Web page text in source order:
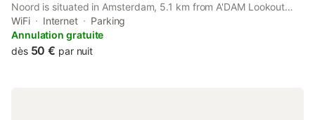
Noord is situated in Amsterdam, 5.1 km from A'DAM Lookout
and 11 km from Amsterdam Central Station. This property offers
access to a terrace, free private parking and free WiFi.
WiFi Internet
Parking
Annulation gratuite
dès 50 € par nuit